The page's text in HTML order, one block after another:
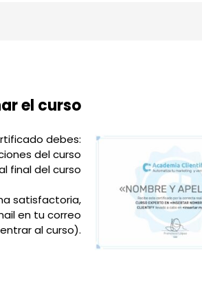
el curso
debes:
del curso
final del curso
satisfactoria,
en tu correo
al curso).